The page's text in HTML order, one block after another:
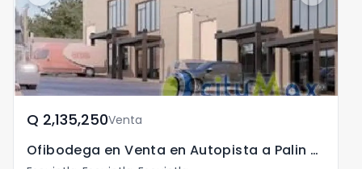
Q	2,135,250Venta
Ofibodega en Venta en Autopista a Palin Escuintla